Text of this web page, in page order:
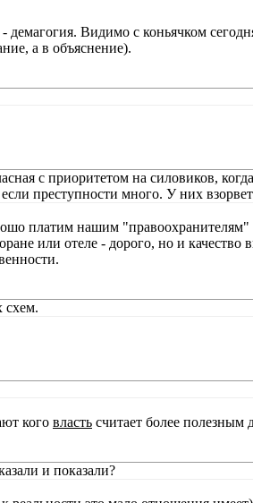
демагогия. Видимо с коньячком
а в объяснение).
с приоритетом на силовиков,
преступности много. У них
платим нашим
или отеле - дорого, но и качество
схем.
кого власть считает более полезным
и показали?